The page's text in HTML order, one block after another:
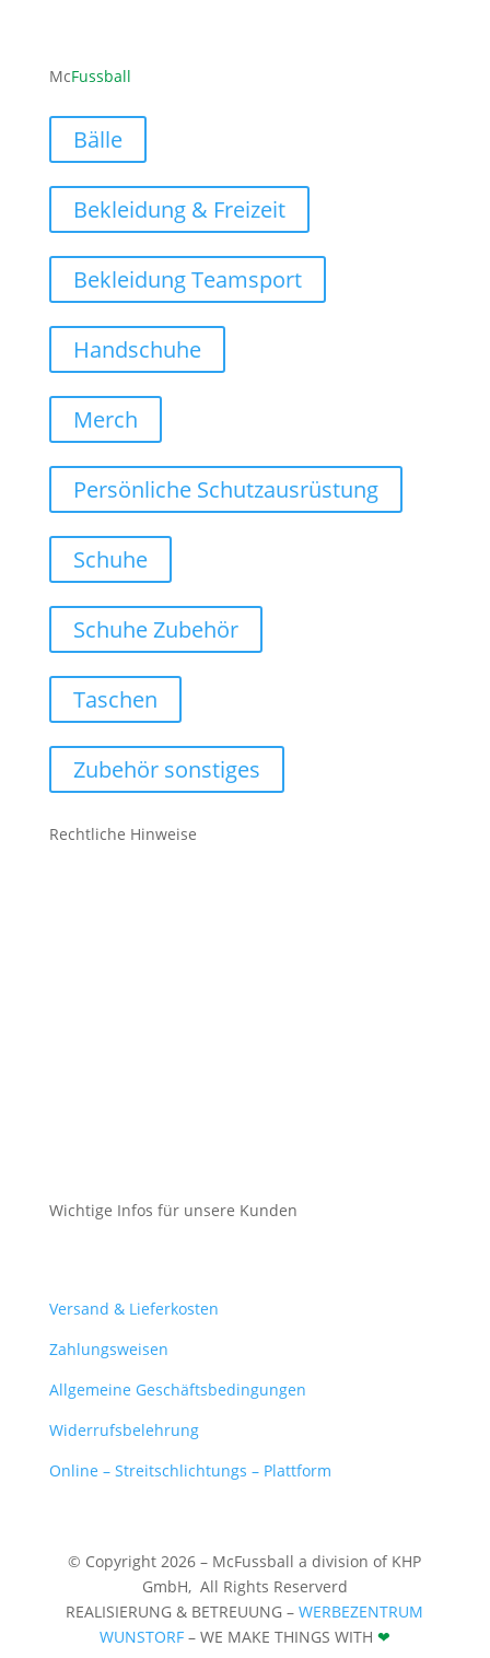
McFussball
Bälle
Bekleidung & Freizeit
Bekleidung Teamsport
Handschuhe
Merch
Persönliche Schutzausrüstung
Schuhe
Schuhe Zubehör
Taschen
Zubehör sonstiges
Rechtliche Hinweise
Wichtige Infos für unsere Kunden
Versand & Lieferkosten
Zahlungsweisen
Allgemeine Geschäftsbedingungen
Widerrufsbelehrung
Online – Streitschlichtungs – Plattform
© Copyright 2026 – McFussball a division of KHP
GmbH, All Rights Reserverd
REALISIERUNG & BETREUUNG –WERBEZENTRUM
WUNSTORF– WE MAKE THINGS WITH ❤